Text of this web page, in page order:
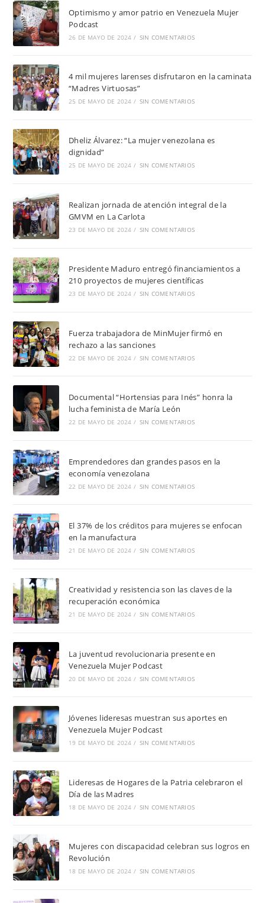
Optimismo y amor patrio en Venezuela Mujer
Podcast
26 DE MAYO DE 2024 / SIN COMENTARIOS
4 mil mujeres larenses disfrutaron en la caminata
“Madres Virtuosas”
25 DE MAYO DE 2024 / SIN COMENTARIOS
Dheliz Álvarez: “La mujer venezolana es
dignidad”
25 DE MAYO DE 2024 / SIN COMENTARIOS
Realizan jornada de atención integral de la
GMVM en La Carlota
23 DE MAYO DE 2024 / SIN COMENTARIOS
Presidente Maduro entregó financiamientos a
210 proyectos de mujeres científicas
23 DE MAYO DE 2024 / SIN COMENTARIOS
Fuerza trabajadora de MinMujer firmó en
rechazo a las sanciones
22 DE MAYO DE 2024 / SIN COMENTARIOS
Documental “Hortensias para Inés” honra la
lucha feminista de María León
22 DE MAYO DE 2024 / SIN COMENTARIOS
Emprendedores dan grandes pasos en la
economía venezolana
22 DE MAYO DE 2024 / SIN COMENTARIOS
El 37% de los créditos para mujeres se enfocan
en la manufactura
21 DE MAYO DE 2024 / SIN COMENTARIOS
Creatividad y resistencia son las claves de la
recuperación económica
21 DE MAYO DE 2024 / SIN COMENTARIOS
La juventud revolucionaria presente en
Venezuela Mujer Podcast
20 DE MAYO DE 2024 / SIN COMENTARIOS
Jóvenes lideresas muestran sus aportes en
Venezuela Mujer Podcast
19 DE MAYO DE 2024 / SIN COMENTARIOS
Lideresas de Hogares de la Patria celebraron el
Día de las Madres
18 DE MAYO DE 2024 / SIN COMENTARIOS
Mujeres con discapacidad celebran sus logros en
Revolución
18 DE MAYO DE 2024 / SIN COMENTARIOS